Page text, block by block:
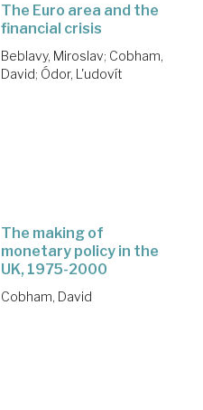
The Euro area and the
financial crisis
Beblavy, Miroslav; Cobham,
David; Ódor, L'udovít
The making of
monetary policy in the
UK, 1975-2000
Cobham, David